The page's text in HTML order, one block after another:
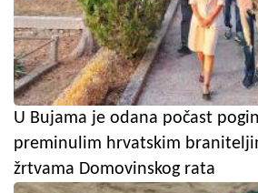
U Bujama je odana počast
preminulim hrvatskim
žrtvama Domovinskog rata